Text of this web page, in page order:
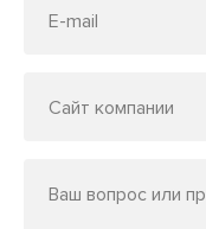
E-mail
Сайт компании
Ваш вопрос или